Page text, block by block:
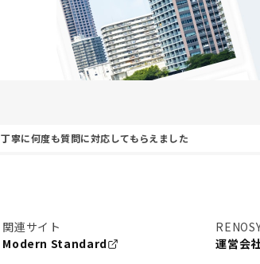
丁寧に何度も質問に対応してもらえました
関連サイト
Modern Standard
運営会